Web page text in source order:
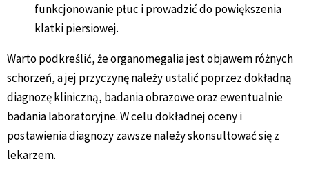
funkcjonowanie płuc i prowadzić do powiększenia
klatki piersiowej.
Warto podkreślić, że organomegalia jest objawem różnych
schorzeń, a jej przyczynę należy ustalić poprzez dokładną
diagnozę kliniczną, badania obrazowe oraz ewentualnie
badania laboratoryjne. W celu dokładnej oceny i
postawienia diagnozy zawsze należy skonsultować się z
lekarzem.